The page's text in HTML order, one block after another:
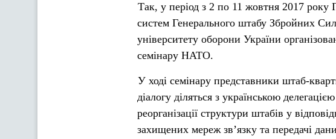
Так, у період з 2 по 11 жовтня 2017 року
систем Генерального штабу Збройних
університету оборони України
семінару НАТО.
У ході семінару представники штаб-
діалогу діляться з українською
реорганізації структури штабів у
захищених мереж зв’язку та передачі